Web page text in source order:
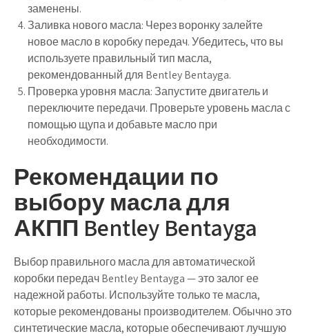
заменены.
Заливка нового масла: Через воронку залейте
новое масло в коробку передач. Убедитесь, что вы
используете правильный тип масла,
рекомендованный для Bentley Bentayga.
Проверка уровня масла: Запустите двигатель и
переключите передачи. Проверьте уровень масла с
помощью щупа и добавьте масло при
необходимости.
Рекомендации по
выбору масла для
АКПП Bentley Bentayga
Выбор правильного масла для автоматической
коробки передач Bentley Bentayga — это залог ее
надежной работы. Используйте только те масла,
которые рекомендованы производителем. Обычно это
синтетические масла, которые обеспечивают лучшую